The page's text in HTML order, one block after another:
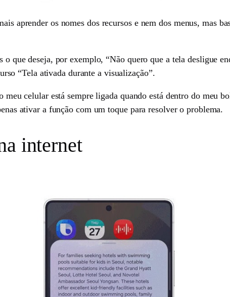
aprender os nomes dos recursos e nem dos menus, mas
que deseja, por exemplo, “Não quero que a tela desligue
“Tela ativada durante a visualização”.
celular está sempre ligada quando está dentro do meu
ativar a função com um toque para resolver o problema.
internet